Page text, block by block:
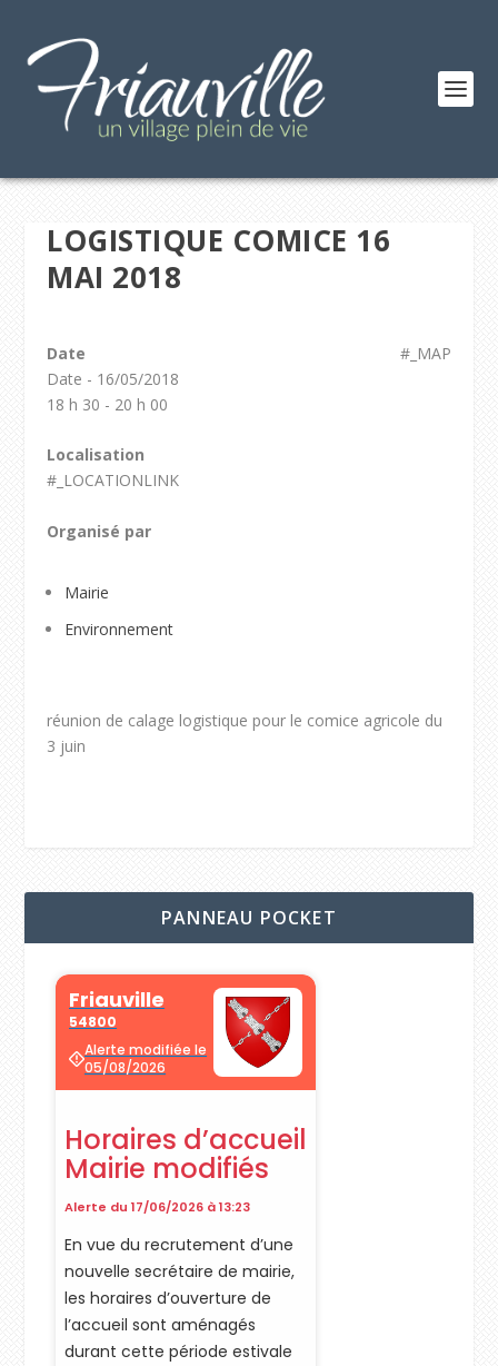
LOGISTIQUE COMICE 16
MAI 2018
#_MAP
Date
Date - 16/05/2018
18 h 30 - 20 h 00
Localisation
#_LOCATIONLINK
Organisé par
Mairie
Environnement
réunion de calage logistique pour le comice agricole du
3 juin
PANNEAU POCKET